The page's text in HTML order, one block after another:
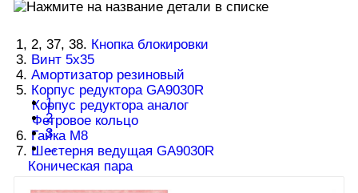
1, 2, 37, 38. Кнопка блокировки
3. Винт 5х35
4. Амортизатор резиновый
5. Корпус редуктора GA9030R
Корпус редуктора аналог
Фетровое кольцо
6. Гайка М8
7. Шестерня ведущая GA9030R
Коническая пара
1
2
3
→